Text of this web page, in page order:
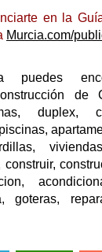
en la
Murcia.com/
puedes
de
duplex,
goteras,